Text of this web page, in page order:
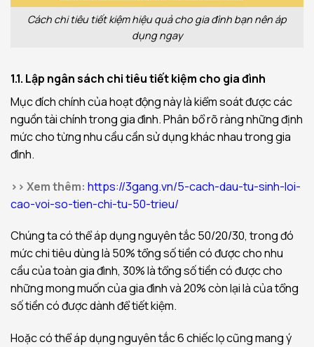
Cách chi tiêu tiết kiệm hiệu quả cho gia đình bạn nên áp
dụng ngay
1.1. Lập ngân sách chi tiêu tiết kiệm cho gia đình
Mục đích chính của hoạt động này là kiểm soát được các
nguồn tài chính trong gia đình. Phân bổ rõ ràng những định
mức cho từng nhu cầu cần sử dụng khác nhau trong gia
đình.
>> Xem thêm: https://3gang.vn/5-cach-dau-tu-sinh-loi-
cao-voi-so-tien-chi-tu-50-trieu/
Chúng ta có thể áp dụng nguyên tắc 50/20/30, trong đó
mức chi tiêu dùng là 50% tổng số tiền có được cho nhu
cầu của toàn gia đình, 30% là tổng số tiền có được cho
những mong muốn của gia đình và 20% còn lại là của tổng
số tiền có được dành để tiết kiệm.
Hoặc có thể áp dụng nguyên tắc 6 chiếc lọ cũng mang ý